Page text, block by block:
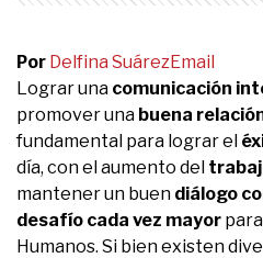
Por Delfina SuárezEmail
Lograr una comunicación
promover una buena
fundamental para lograr el
día, con el aumento del
mantener un buen diálogo
desafío cada vez mayor
Humanos. Si bien existen